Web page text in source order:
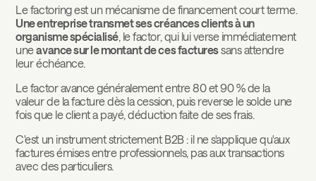
Le factoring est un mécanisme de financement court terme.
Une entreprise transmet ses créances clients à un
organisme spécialisé, le factor, qui lui verse immédiatement
uneavance sur le montant de ces facturessans attendre
leur échéance.
Le factor avance généralement entre 80 et 90 % de la
valeur de la facture dès la cession, puis reverse le solde une
fois que le client a payé, déduction faite de ses frais.
C'est un instrument strictement B2B : il ne s'applique qu'aux
factures émises entre professionnels, pas aux transactions
avec des particuliers.